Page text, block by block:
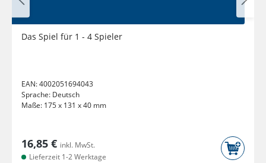
Das Spiel für 1 - 4 Spieler
EAN:4002051694043
Sprache: Deutsch
Maße: 175 x 131 x 40 mm
16,85 € inkl. MwSt.
Lieferzeit 1-2 Werktage